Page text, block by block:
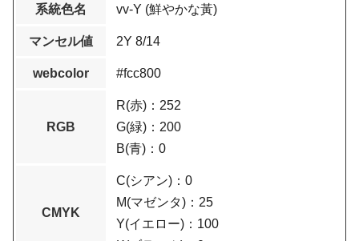
系統色名 vv-Y (鮮やかな黃)
マンセル値 2Y 8/14
webcolor #fcc800
RGB
R(赤)：252
G(緑)：200
B(青)：0
CMYK
C(シアン)：0
M(マゼンタ)：25
Y(イエロー)：100